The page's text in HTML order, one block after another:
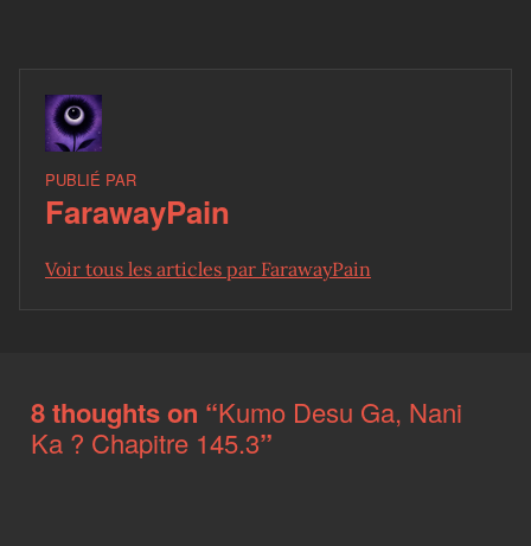
PUBLIÉ PAR
FarawayPain
Voir tous les articles par FarawayPain
8 thoughts on “Kumo Desu Ga, Nani
Ka ? Chapitre 145.3”